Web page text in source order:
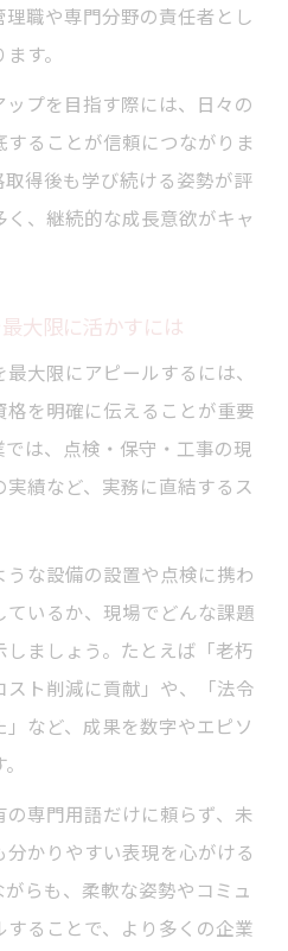
職や専門分野の責任者とし
す。
プを目指す際には、日々の
ることが信頼につながりま
得後も学び続ける姿勢が評
、継続的な成長意欲がキャ
大限に活かすには
大限にアピールするには、
を明確に伝えることが重要
は、点検・保守・工事の現
績など、実務に直結するス
な設備の設置や点検に携わ
いるか、現場でどんな課題
ましょう。たとえば「老朽
ト削減に貢献」や、「法令
など、成果を数字やエピソ
専門用語だけに頼らず、未
かりやすい表現を心がける
らも、柔軟な姿勢やコミュ
ることで、より多くの企業